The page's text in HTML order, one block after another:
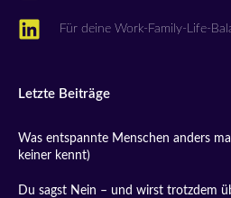
Für deine Work-Family-Life-
Letzte Beiträge
Was entspannte Menschen anders
keiner kennt)
Du sagst Nein – und wirst trotzdem